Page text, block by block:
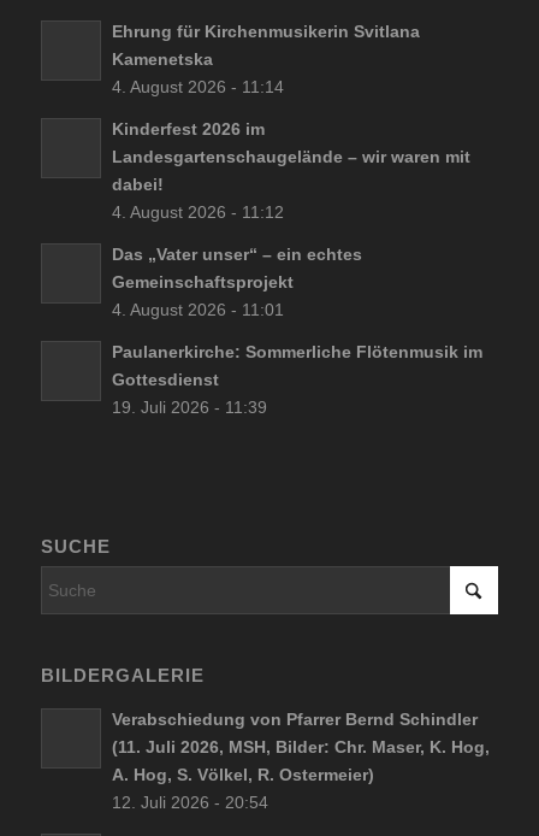
Ehrung für Kirchenmusikerin Svitlana
Kamenetska
4. August 2026 - 11:14
Kinderfest 2026 im
Landesgartenschaugelände – wir waren mit
dabei!
4. August 2026 - 11:12
Das „Vater unser“ – ein echtes
Gemeinschaftsprojekt
4. August 2026 - 11:01
Paulanerkirche: Sommerliche Flötenmusik im
Gottesdienst
19. Juli 2026 - 11:39
SUCHE
BILDERGALERIE
Verabschiedung von Pfarrer Bernd Schindler
(11. Juli 2026, MSH, Bilder: Chr. Maser, K. Hog,
A. Hog, S. Völkel, R. Ostermeier)
12. Juli 2026 - 20:54